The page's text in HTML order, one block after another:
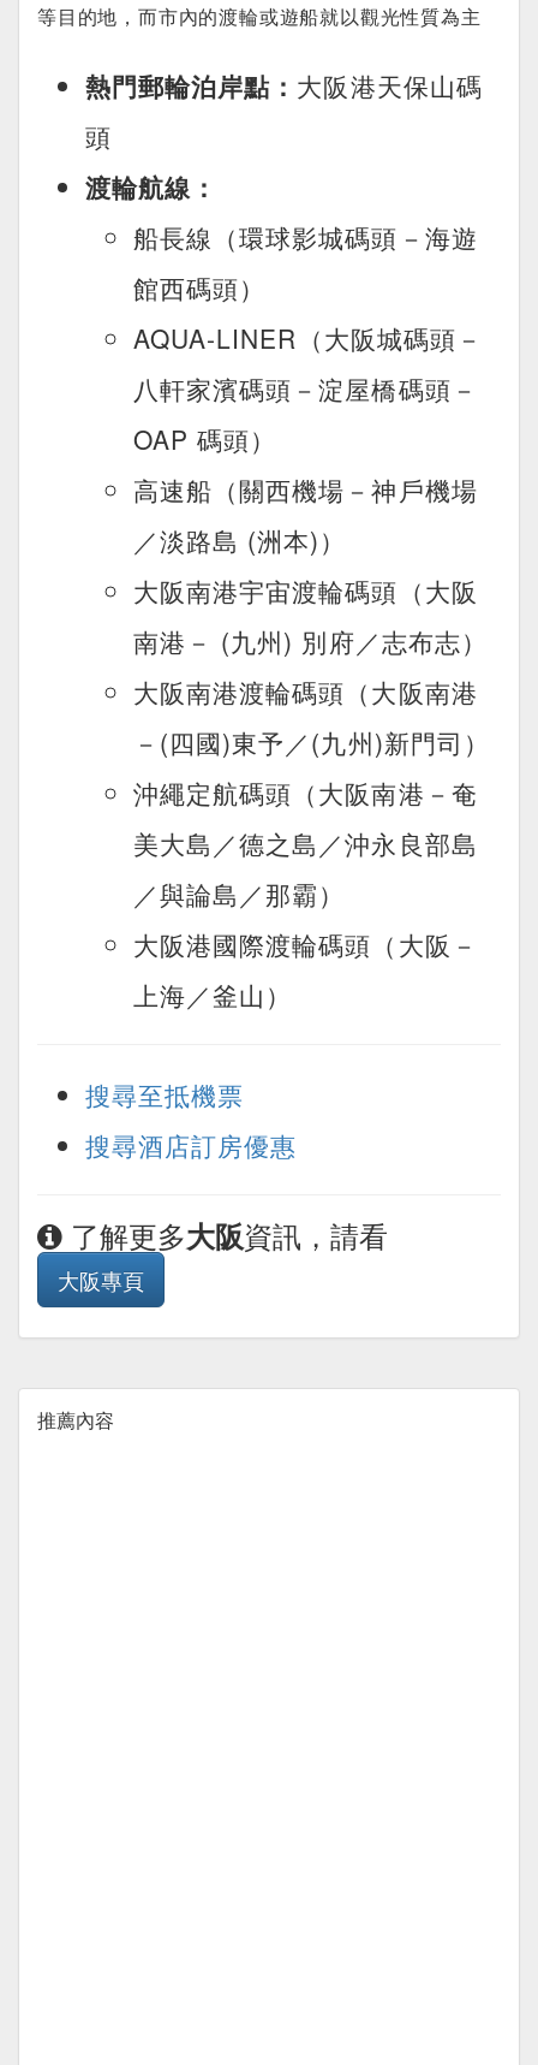
等目的地，而市內的渡輪或遊船就以觀光性質為主
熱門郵輪泊岸點： 大阪港天保山碼
頭
渡輪航線：
船長線（環球影城碼頭－海遊
館西碼頭）
AQUA-LINER（大阪城碼頭－
八軒家濱碼頭－淀屋橋碼頭－
OAP 碼頭）
高速船（關西機場－神戶機場
／淡路島 (洲本)）
大阪南港宇宙渡輪碼頭（大阪
南港－ (九州) 別府／志布志）
大阪南港渡輪碼頭（大阪南港
－(四國)東予／(九州)新門司）
沖繩定航碼頭（大阪南港－奄
美大島／德之島／沖永良部島
／與論島／那霸）
大阪港國際渡輪碼頭（大阪－
上海／釜山）
搜尋至抵機票
搜尋酒店訂房優惠
了解更多大阪資訊，請看
大阪專頁
推薦內容